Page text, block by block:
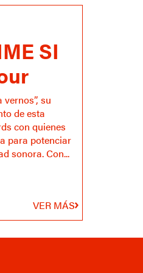
SI
su
de esta
con quienes
para potenciar
sonora. Con...
VER MÁS